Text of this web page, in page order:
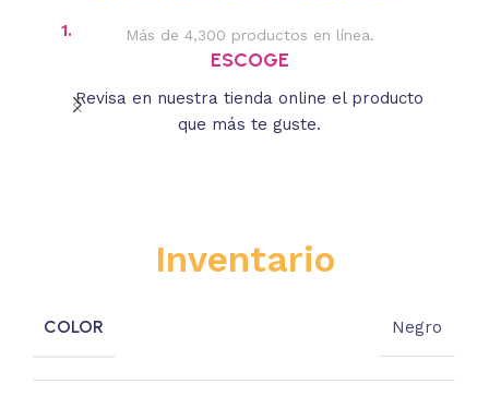
1. Más de 4,300 productos en línea.
ESCOGE
Revisa en nuestra tienda online el producto
que más te guste.
Inventario
COLOR Negro